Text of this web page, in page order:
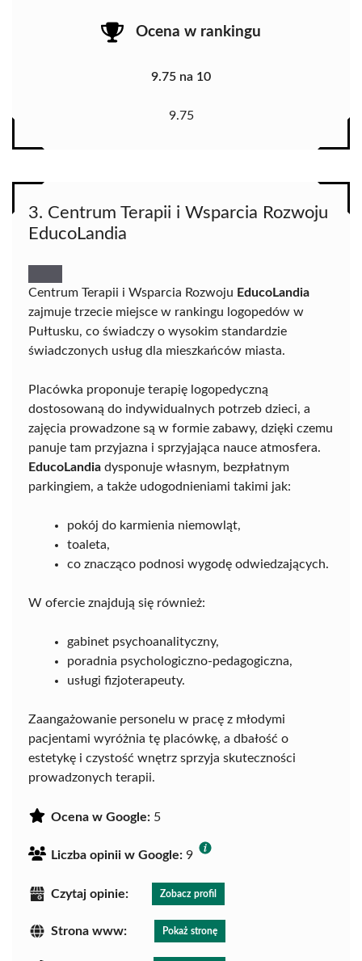
Ocena w rankingu
9.75 na 10
9.75
3. Centrum Terapii i Wsparcia Rozwoju
EducoLandia
Centrum Terapii i Wsparcia Rozwoju EducoLandia
zajmuje trzecie miejsce w rankingu logopedów w
Pułtusku, co świadczy o wysokim standardzie
świadczonych usług dla mieszkańców miasta.
Placówka proponuje terapię logopedyczną
dostosowaną do indywidualnych potrzeb dzieci, a
zajęcia prowadzone są w formie zabawy, dzięki czemu
panuje tam przyjazna i sprzyjająca nauce atmosfera.
EducoLandia dysponuje własnym, bezpłatnym
parkingiem, a także udogodnieniami takimi jak:
pokój do karmienia niemowląt,
toaleta,
co znacząco podnosi wygodę odwiedzających.
W ofercie znajdują się również:
gabinet psychoanalityczny,
poradnia psychologiczno-pedagogiczna,
usługi fizjoterapeuty.
Zaangażowanie personelu w pracę z młodymi
pacjentami wyróżnia tę placówkę, a dbałość o
estetykę i czystość wnętrz sprzyja skuteczności
prowadzonych terapii.
Ocena w Google: 5
Liczba opinii w Google: 9
Czytaj opinie: Zobacz profil
Strona www: Pokaż stronę